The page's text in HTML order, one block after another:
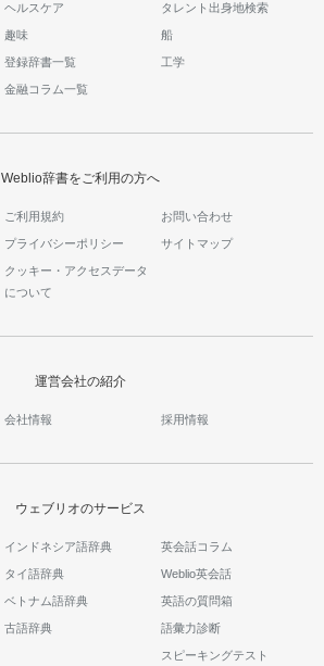
ヘルスケア タレント出身地検索
趣味 船
登録辞書一覧 工学
金融コラム一覧
Weblio辞書をご利用の方へ
ご利用規約 お問い合わせ
プライバシーポリシー サイトマップ
クッキー・アクセスデータ
について
運営会社の紹介
会社情報 採用情報
ウェブリオのサービス
インドネシア語辞典
タイ語辞典
ベトナム語辞典
古語辞典
英会話コラム
Weblio英会話
英語の質問箱
語彙力診断
スピーキングテスト